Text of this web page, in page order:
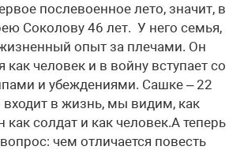
послевоенное лето, значит, в
Соколову 46 лет. У него семья,
опыт за плечами. Он
человек и в войну вступает со
и убеждениями. Сашке – 22
входит в жизнь, мы видим, как
как солдат и как человек.А теперь
чем отличается повесть